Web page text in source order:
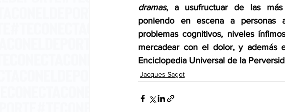
dramas, a usufructuar de las más
poniendo en escena a personas
problemas cognitivos, niveles
mercadear con el dolor, y además
Enciclopedia Universal de la
Jacques Sagot